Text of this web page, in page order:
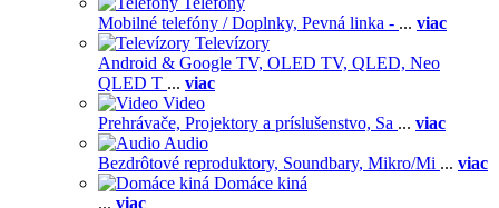
Mobilné telefóny / Doplnky, Pevná linka - ... viac
Televízory
Android & Google TV, OLED TV, QLED, Neo
QLED T ... viac
Video
Prehrávače, Projektory a príslušenstvo, Sa ... viac
Audio
Bezdrôtové reproduktory, Soundbary, Mikro/Mi ... viac
Domáce kiná
... viac